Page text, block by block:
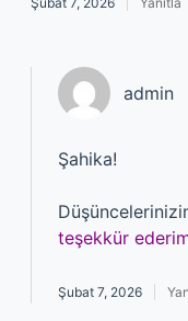
admin
Şahika!
teşekkür
Şubat 7, 2026